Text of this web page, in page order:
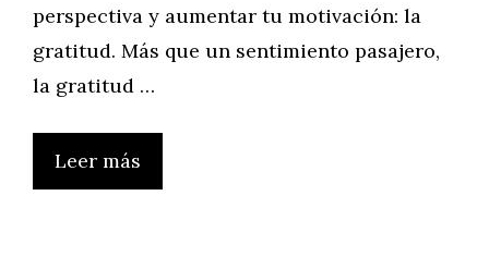
perspectiva y aumentar tu motivación: la
gratitud. Más que un sentimiento pasajero,
la gratitud …
Leer más